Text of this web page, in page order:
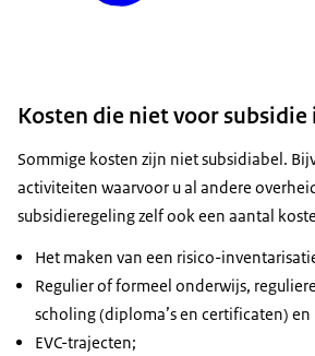
Kosten die niet voor
Sommige kosten zijn niet subsidiabel.
activiteiten waarvoor u al andere
subsidieregeling zelf ook een aantal
Het maken van een risico-
Regulier of formeel onderwijs,
scholing (diploma’s en certificaten)
EVC-trajecten;